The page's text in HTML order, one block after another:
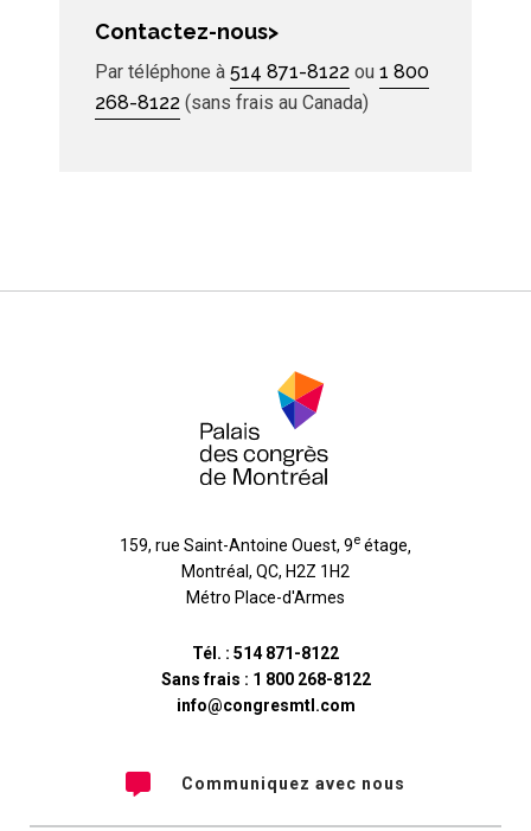
Contactez-nous>
Par téléphone à 514 871-8122 ou 1 800
268-8122 (sans frais au Canada)
159, rue Saint-Antoine Ouest, 9e étage,
Montréal, QC, H2Z 1H2
Métro Place-d'Armes
Tél. : 514 871-8122
Sans frais : 1 800 268-8122
info@congresmtl.com
Communiquez avec nous